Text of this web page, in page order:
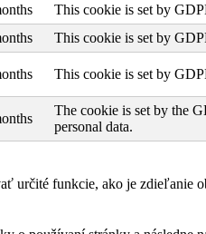
This cookie is set by
This cookie is set by
This cookie is set by
The cookie is set by the
personal data.
určité funkcie, ako je zdieľanie